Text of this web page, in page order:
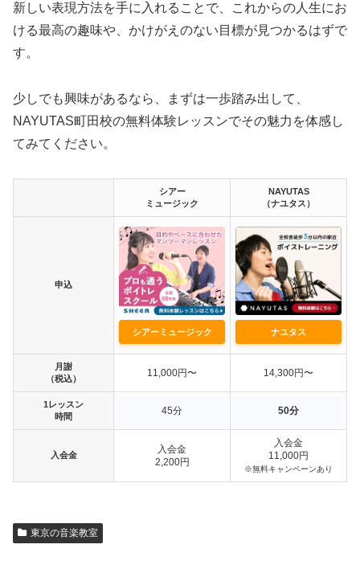
新しい表現方法を手に入れることで、これからの人生にお
ける最高の趣味や、かけがえのない目標が見つかるはずで
す。
少しでも興味があるなら、まずは一歩踏み出して、
NAYUTAS町田校の無料体験レッスンでその魅力を体感し
てみてください。
シアー
ミュージック
NAYUTAS
（ナユタス）
申込
シアーミュージック ナユタス
月謝
（税込）
11,000円〜 14,300円〜
1レッスン
時間
45分 50分
入会金
入会金
2,200円
入会金
11,000円
※無料キャンペーンあり
東京の音楽教室